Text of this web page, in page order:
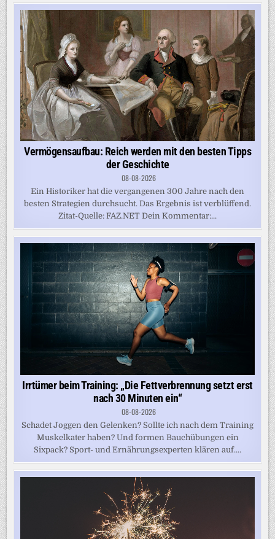
Vermögensaufbau: Reich werden mit den besten Tipps
der Geschichte
08-08-2026
Ein Historiker hat die vergangenen 300 Jahre nach den
besten Strategien durchsucht. Das Ergebnis ist verblüffend.
Zitat-Quelle: FAZ.NET Dein Kommentar:...
Irrtümer beim Training: „Die Fettverbrennung setzt erst
nach 30 Minuten ein“
08-08-2026
Schadet Joggen den Gelenken? Sollte ich nach dem Training
Muskelkater haben? Und formen Bauchübungen ein
Sixpack? Sport- und Ernährungsexperten klären auf....